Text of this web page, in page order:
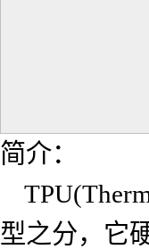
简介：
型之分，它